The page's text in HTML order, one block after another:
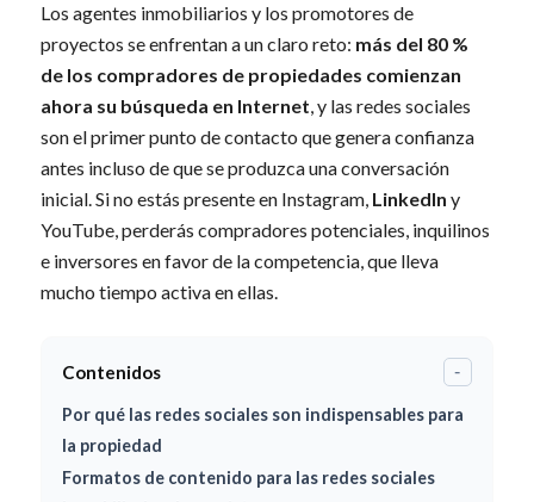
Los agentes inmobiliarios y los promotores de
proyectos se enfrentan a un claro reto: más del 80 %
de los compradores de propiedades comienzan
ahora su búsqueda en Internet, y las redes sociales
son el primer punto de contacto que genera confianza
antes incluso de que se produzca una conversación
inicial. Si no estás presente en Instagram, LinkedIn y
YouTube, perderás compradores potenciales, inquilinos
e inversores en favor de la competencia, que lleva
mucho tiempo activa en ellas.
Contenidos -
Por qué las redes sociales son indispensables para
la propiedad
Formatos de contenido para las redes sociales